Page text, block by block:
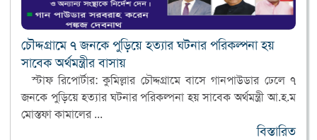
জীবনের লড়াইয়ে একটুকরো আশার আলো—শিক্ষিকা ইয়াসমিন আরার পাশে
আনভীর বসুন্ধরা গ্রুপ ফাউন্ডেশন
ফেসবুক সাংবাদিকদের কারণে প্রকৃত সাংবাদিকরা বিভ্রান্তিতে পড়ছেন:
চাঁদপুর জেলা প্রশাসক
মেঘনায় ভাগ্নীকে বিয়ে করার অভিযোগে যুবদল নেতা গ্রেফতার
কুমিল্লা ও ব্রাহ্মণবাড়িয়া সীমান্তে ৫১ লাখ টাকার ভারতীয় পণ্য জব্দ
হোমনায় ড্রেজারের ড্রাম থেকে পানিতে পড়ে যুবকের মৃত্যু
চৌদ্দগ্রামে ৭ জনকে পুড়িয়ে হত্যার ঘটনার পরিকল্পনা হয়
সাবেক অর্থমন্ত্রীর বাসায়
স্টাফ রিপোর্টার: কুমিল্লার চৌদ্দগ্রামে বাসে গানপাউডার ঢেলে ৭
জনকে পুড়িয়ে হত্যার ঘটনার পরিকল্পনা হয় সাবেক অর্থমন্ত্রী আ.হ.ম
মোস্তফা কামালের ...
বিস্তারিত